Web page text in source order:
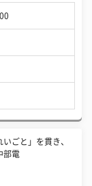
いごと」を貫き、
部電